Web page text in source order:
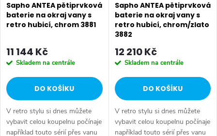
Sapho ANTEA pětiprvková
baterie na okraj vany s
retro hubicí, chrom 3881
11 144 Kč
Skladem na centrále
DO KOŠÍKU
V retro stylu si dnes můžete
vybavit celou koupelnu počínaje
například touto sérií přes vanu
Sapho ANTEA pětiprvková
baterie na okraj vany s
retro hubicí, chrom/zlato
3882
12 210 Kč
Skladem na centrále
DO KOŠÍKU
V retro stylu si dnes můžete
vybavit celou koupelnu počínaje
například touto sérií přes vanu